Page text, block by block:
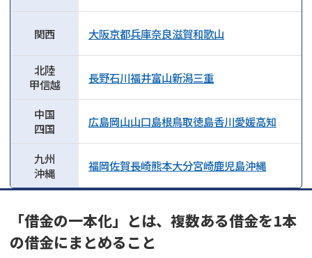
関西 大阪京都兵庫奈良滋賀和歌山
北陸
甲信越
長野石川福井富山新潟三重
中国
四国
広島岡山山口島根鳥取徳島香川愛媛高知
九州
沖縄
福岡佐賀長崎熊本大分宮崎鹿児島沖縄
「借金の一本化」とは、複数ある借金を1本
の借金にまとめること